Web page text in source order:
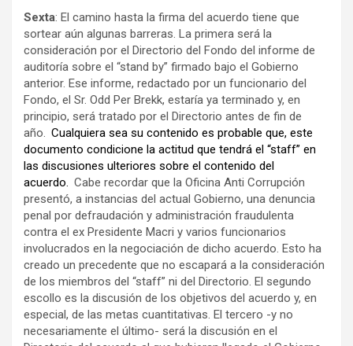
Sexta: El camino hasta la firma del acuerdo tiene que
sortear aún algunas barreras. La primera será la
consideración por el Directorio del Fondo del informe de
auditoría sobre el “stand by” firmado bajo el Gobierno
anterior. Ese informe, redactado por un funcionario del
Fondo, el Sr. Odd Per Brekk, estaría ya terminado y, en
principio, será tratado por el Directorio antes de fin de
año. Cualquiera sea su contenido es probable que, este
documento condicione la actitud que tendrá el “staff” en
las discusiones ulteriores sobre el contenido del
acuerdo. Cabe recordar que la Oficina Anti Corrupción
presentó, a instancias del actual Gobierno, una denuncia
penal por defraudación y administración fraudulenta
contra el ex Presidente Macri y varios funcionarios
involucrados en la negociación de dicho acuerdo. Esto ha
creado un precedente que no escapará a la consideración
de los miembros del “staff” ni del Directorio. El segundo
escollo es la discusión de los objetivos del acuerdo y, en
especial, de las metas cuantitativas. El tercero -y no
necesariamente el último- será la discusión en el